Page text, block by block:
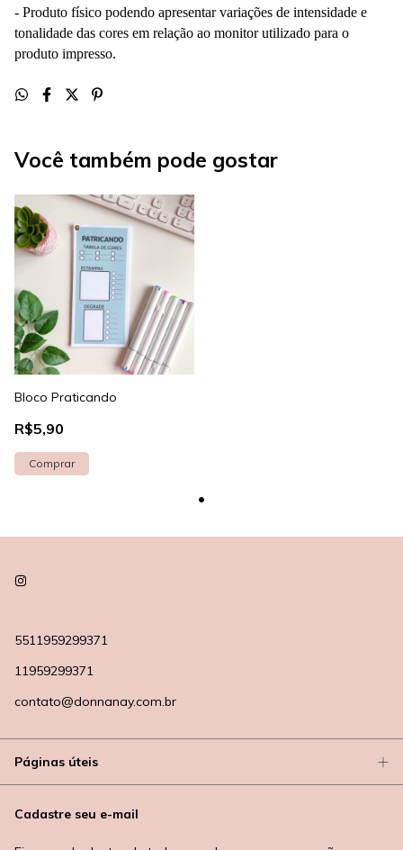
- Produto físico podendo apresentar variações de intensidade e
tonalidade das cores em relação ao monitor utilizado para o
produto impresso.
Você também pode gostar
Bloco Praticando
R$5,90
5511959299371
11959299371
contato@donnanay.com.br
Páginas úteis
Cadastre seu e-mail